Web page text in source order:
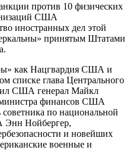
против 10 физических
США
иностранных дел этой
принятым Штатами
как Нацгвардия США и
списке глава Центрального
США генерал Майкл
министра финансов США
по национальной
Энн Нойбергер,
и новейших
военные и